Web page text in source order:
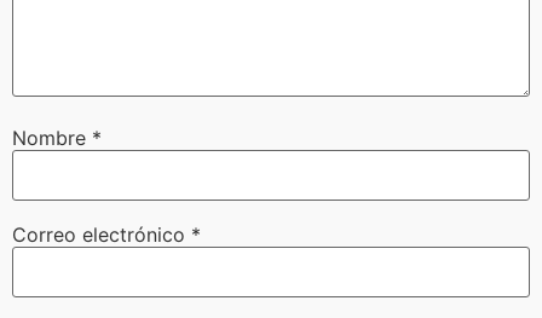
Nombre *
Correo electrónico *